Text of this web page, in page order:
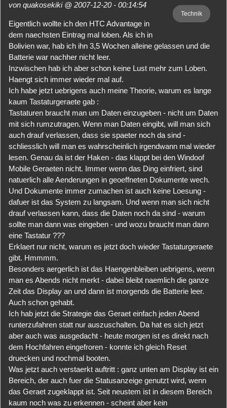
Technik
von quakosekiki @ 2007-12-20 - 00:14:54
Eigentlich wollte ich den HTC Advantage in
dem naechsten Eintrag mal loben. Als ich in
Bolivien war, hab ich ihn 3,5 Wochen alleine gelassen und die
Batterie war nachher nicht leer.
Inzwischen hab ich aber schon keine Lust mehr zum Loben.
Haengt sich immer wieder mal auf.
Ich habe jetzt uebrigens auch meine Theorie, warum es lange
kaum Tastaturgeraete gab :
Tastaturen braucht man um Daten einzugeben - nicht um Daten
mit sich rumzutragen. Wenn man Daten eingibt, will man sich
auch drauf verlassen, dass sie spaeter noch da sind -
schliesslich will man es wahrscheinlich irgendwann mal wieder
lesen. Genau da ist der Haken - das klappt bei den Windoof
Mobile Geraeten nicht. Immer wenn das Ding einfriert, sind
natuerlich alle Aenderungen in geoeffneten Dokumente wech.
Und Dokumente immer zumachen ist auch keine Loesung -
dafuer ist das System zu langsam. Und wenn man sich nicht
drauf verlassen kann, dass die Daten noch da sind - warum
sollte man dann was eingeben - und wozu braucht man dann
eine Tastatur ???
Erklaert nur nicht, warum es jetzt doch wieder Tastaturgeraete
gibt. Hmmmm.
Besonders aergerlich ist das Haengenbleiben uebrigens, wenn
man es Abends nicht merkt - dabei bleibt naemlich die ganze
Zeit das Display an und dann ist morgends die Batterie leer.
Auch schon gehabt.
Ich hab jetzt die Strategie das Geraet einfach jeden Abend
runterzufahren statt nur auszuschalten. Da hat es sich jetzt
aber auch was ausgedacht - heute morgen ist es direkt nach
dem Hochfahren eingefroren - konnte ich gleich Reset
druecken und nochmal booten.
Was jetzt auch verstaerkt auftritt : ganz unten am Display ist ein
Bereich, der auch fuer die Statusanzeige genutzt wird, wenn
das Geraet zugeklappt ist. Seit neustem ist in diesem Bereich
kaum noch was zu erkennen - scheint aber kein